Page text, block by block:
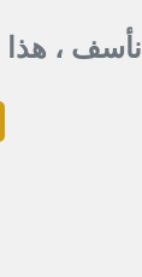
نأسف ، هذا